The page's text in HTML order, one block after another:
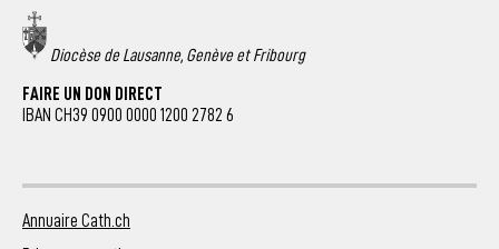
Diocèse de Lausanne, Genève et Fribourg
FAIRE UN DON DIRECT
IBAN CH39 0900 0000 1200 2782 6
Annuaire Cath.ch